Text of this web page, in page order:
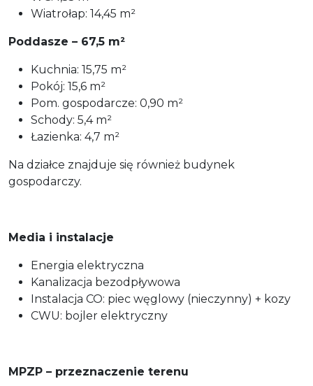
Wiatrołap: 14,45 m²
Poddasze – 67,5 m²
Kuchnia: 15,75 m²
Pokój: 15,6 m²
Pom. gospodarcze: 0,90 m²
Schody: 5,4 m²
Łazienka: 4,7 m²
Na działce znajduje się również budynek
gospodarczy.
Media i instalacje
Energia elektryczna
Kanalizacja bezodpływowa
Instalacja CO: piec węglowy (nieczynny) + kozy
CWU: bojler elektryczny
MPZP – przeznaczenie terenu